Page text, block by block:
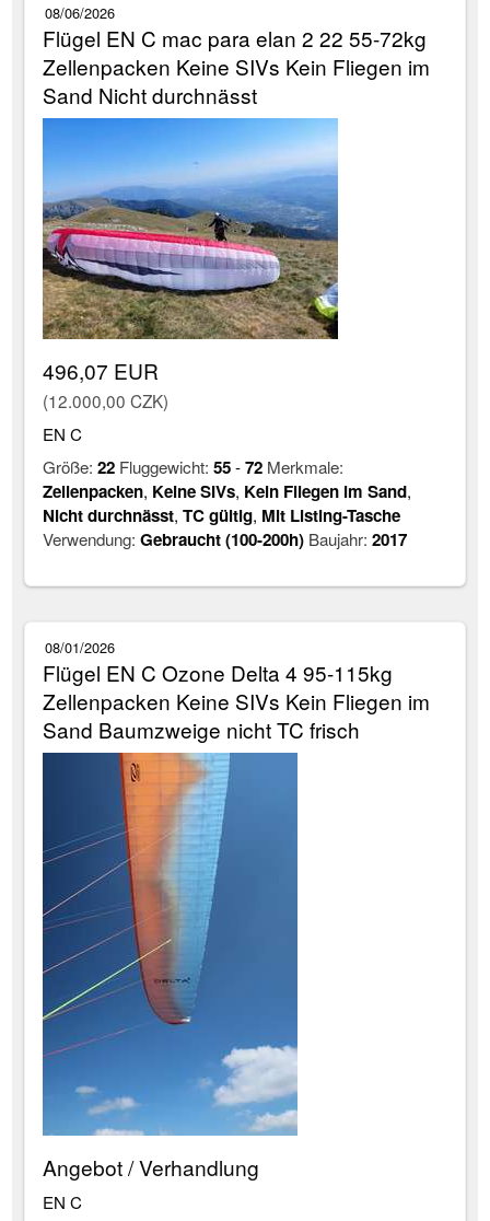
08/06/2026
Flügel EN C mac para elan 2 22 55-72kg
Zellenpacken Keine SIVs Kein Fliegen im
Sand Nicht durchnässt
496,07 EUR
(12.000,00 CZK)
EN C
Größe:22 Fluggewicht:55-72 Merkmale:
Zellenpacken, Keine SIVs, Kein Fliegen im Sand,
Nicht durchnässt,TC gültig, Mit Listing-Tasche
Verwendung:Gebraucht (100-200h) Baujahr:2017
08/01/2026
Flügel EN C Ozone Delta 4 95-115kg
Zellenpacken Keine SIVs Kein Fliegen im
Sand Baumzweige nicht TC frisch
Angebot / Verhandlung
EN C